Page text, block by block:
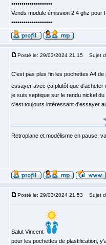
••••••••••••••••••••
Vends module émission 2.4 ghz
••••••••••••••••••••
Posté le: 29/03/2024 21:15 Sujet
C'est pas plus fin les pochettes A4
essayer avec ça plutôt que d'acheter
je suis septique sur le rendu nickel
c'est toujours intéressant d'essayer
Retroplane et modélisme en pause,
Posté le: 29/03/2024 21:53 Sujet
Salut Vincent
pour les pochettes de plastification,